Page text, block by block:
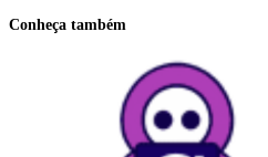
Conheça também